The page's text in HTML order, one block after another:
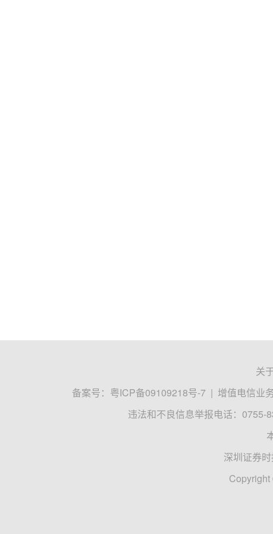
关
备案号： 粤ICP备09109218号-7 | 增值电信业
违法和不良信息举报电话：0755-
深圳证券